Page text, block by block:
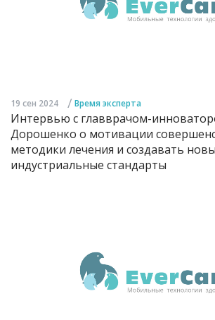
19 сен 2024 / Время эксперта
Интервью с главврачом-
Дорошенко о мотивации
методики лечения и создавать
индустриальные стандарты